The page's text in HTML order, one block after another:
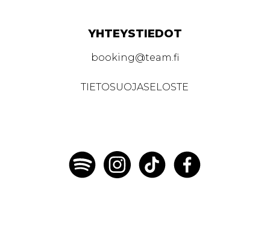
YHTEYSTIEDOT
booking@team.fi
TIETOSUOJASELOSTE